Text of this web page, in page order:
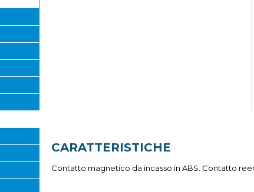
CARATTERISTICHE
Contatto magnetico da incasso in ABS. Contatto